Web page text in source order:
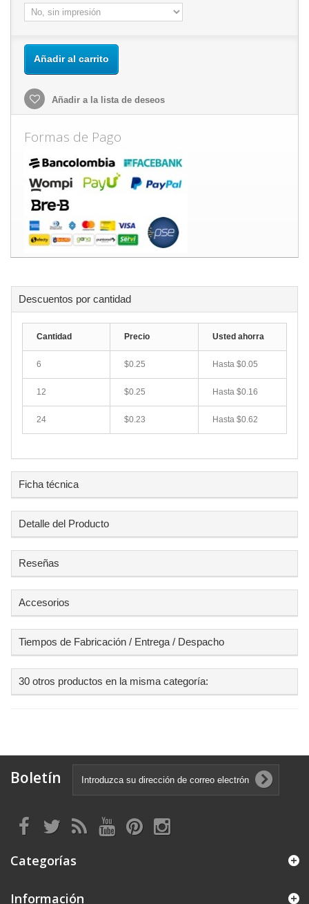
Añadir al carrito
Añadir a la lista de deseos
Formas de Pago
Descuentos por cantidad
Cantidad Precio Usted ahorra
6 $0.25 Hasta $0.05
12 $0.25 Hasta $0.16
24 $0.23 Hasta $0.62
Ficha técnica
Detalle del Producto
Reseñas
Accesorios
Tiempos de Fabricación / Entrega / Despacho
30 otros productos en la misma categoría:
Boletín
Categorías
Información